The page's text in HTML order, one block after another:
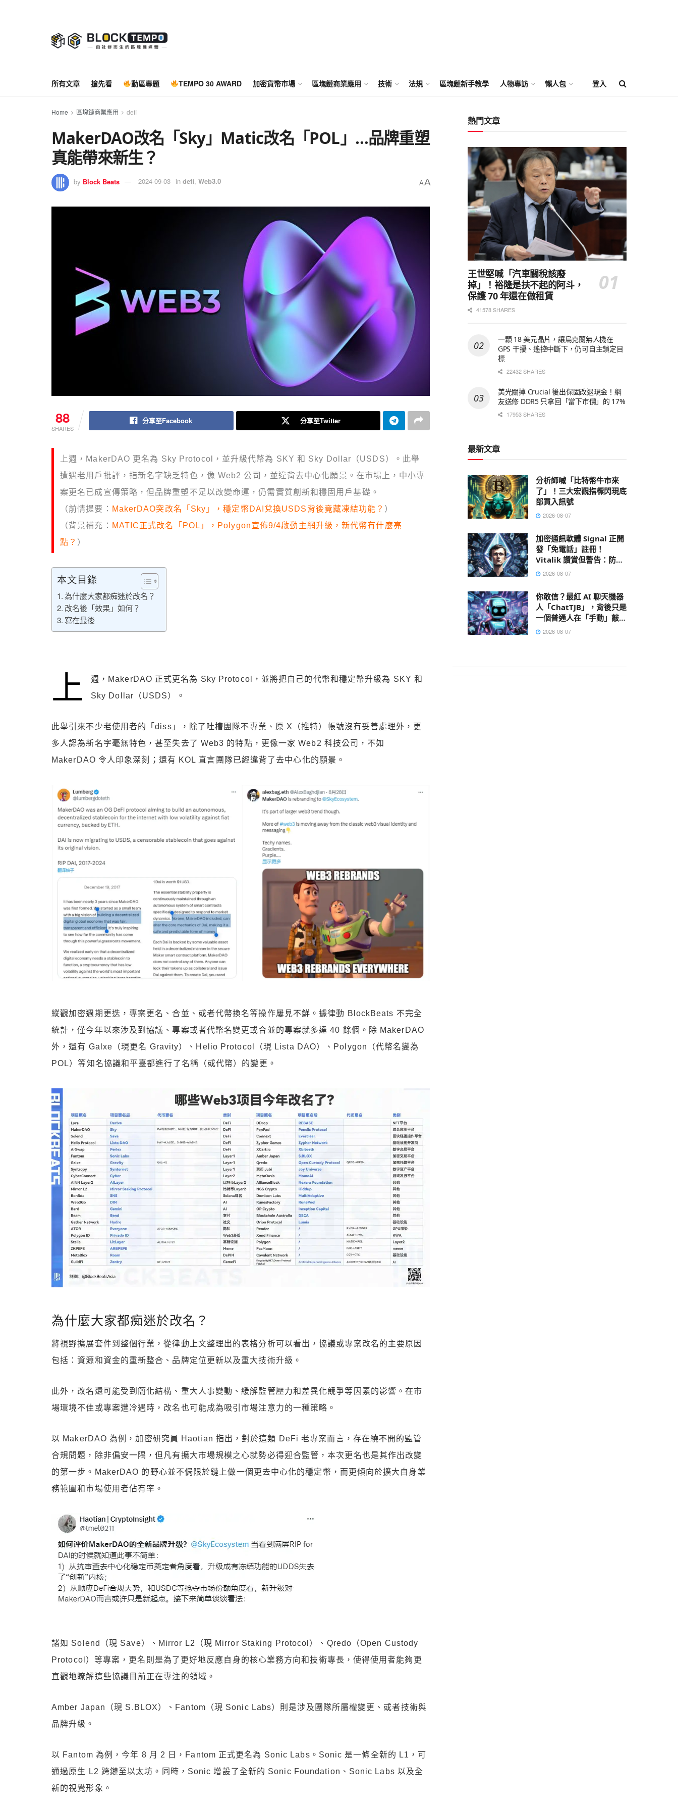
所有文章 搶先看 動區專題 TEMPO 30 AWARD 加密貨幣市場 區塊鏈商業應用 技術 法規 區塊鏈新手教學 人物專訪 懶人包 登入
Home 區塊鏈商業應用 defi
MakerDAO改名「Sky」Matic改名「POL」…品牌重塑
真能帶來新生？
by Block Beats 2024-09-03 in defi, Web3.0 AA
88
SHARES
分享至Facebook 分享至Twitter
上週，MakerDAO 更名為 Sky Protocol，並升級代幣為 SKY 和 Sky Dollar（USDS）。此舉
遭遇老用戶批評，指新名字缺乏特色，像 Web2 公司，並違背去中心化願景。在市場上，中小專
案更名已成宣傳策略，但品牌重塑不足以改變命運，仍需實質創新和穩固用戶基礎。
（前情提要： MakerDAO突改名「Sky」，穩定幣DAI兌換USDS背後竟藏凍結功能？ ）
（背景補充： MATIC正式改名「POL」，Polygon宣佈9/4啟動主網升級，新代幣有什麼亮
點？ ）
本文目錄
為什麼大家都痴迷於改名？
改名後「效果」如何？
寫在最後
上
週，MakerDAO 正式更名為 Sky Protocol，並將把自己的代幣和穩定幣升級為 SKY 和
Sky Dollar（USDS）。
此舉引來不少老使用者的「diss」，除了吐槽團隊不專業、原 X（推特）帳號沒有妥善處理外，更
多人認為新名字毫無特色，甚至失去了 Web3 的特點，更像一家 Web2 科技公司，不如
MakerDAO 令人印象深刻；還有 KOL 直言團隊已經違背了去中心化的願景。
縱觀加密週期更迭，專案更名、合並、或者代幣換名等操作屢見不鮮。據律動 BlockBeats 不完全
統計，僅今年以來涉及到協議、專案或者代幣名變更或合並的專案就多達 40 餘個。除 MakerDAO
外，還有 Galxe（現更名 Gravity）、Helio Protocol（現 Lista DAO）、Polygon（代幣名變為
POL）等知名協議和平臺都進行了名稱（或代幣）的變更。
為什麼大家都痴迷於改名？
將視野擴展套件到整個行業，從律動上文整理出的表格分析可以看出，協議或專案改名的主要原因
包括：資源和資金的重新整合、品牌定位更新以及重大技術升級。
此外，改名還可能受到簡化結構、重大人事變動、緩解監管壓力和差異化競爭等因素的影響。在市
場環境不佳或專案遭冷遇時，改名也可能成為吸引市場注意力的一種策略。
以 MakerDAO 為例，加密研究員 Haotian 指出，對於這類 DeFi 老專案而言，存在繞不開的監管
合規問題，除非偏安一隅，但凡有擴大市場規模之心就勢必得迎合監管，本次更名也是其作出改變
的第一步。MakerDAO 的野心並不侷限於鏈上做一個更去中心化的穩定幣，而更傾向於擴大自身業
務範圍和市場使用者佔有率。
諸如 Solend（現 Save）、Mirror L2（現 Mirror Staking Protocol）、Qredo（Open Custody
Protocol）等專案，更名則是為了更好地反應自身的核心業務方向和技術專長，使得使用者能夠更
直觀地瞭解這些協議目前正在專注的領域。
Amber Japan（現 S.BLOX）、Fantom（現 Sonic Labs）則是涉及團隊所屬權變更、或者技術與
品牌升級。
以 Fantom 為例，今年 8 月 2 日，Fantom 正式更名為 Sonic Labs。Sonic 是一條全新的 L1，可
通過原生 L2 跨鏈至以太坊。同時，Sonic 增設了全新的 Sonic Foundation、Sonic Labs 以及全
新的視覺形象。
熱門文章
王世堅喊「汽車關稅該廢
掉」！裕隆是扶不起的阿斗，
保護 70 年還在做租賃
41578 SHARES
一顆 18 美元晶片，讓烏克蘭無人機在
GPS 干擾、遙控中斷下，仍可自主鎖定目
標
22432 SHARES
美光關掉 Crucial 後出保固改退現金！網
友送修 DDR5 只拿回「當下市價」的 17%
17953 SHARES
最新文章
分析師喊「比特幣牛市來
了」！三大宏觀指標閃現底
部買入訊號
2026-08-07
加密通訊軟體 Signal 正開
發「免電話」註冊！
Vitalik 讚賞但警告：防不
了 AI 大數據肉搜，偽匿名
2026-08-07
你敢信？最紅 AI 聊天機器
人「ChatTJB」，背後只是
一個普通人在「手動」敲出
回覆2026-08-07